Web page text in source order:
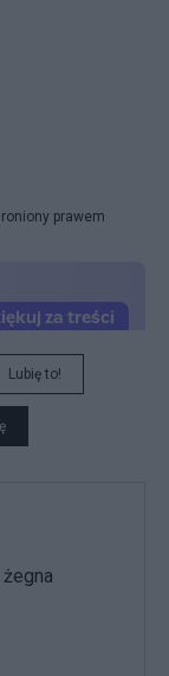
prawem
Lubię to!